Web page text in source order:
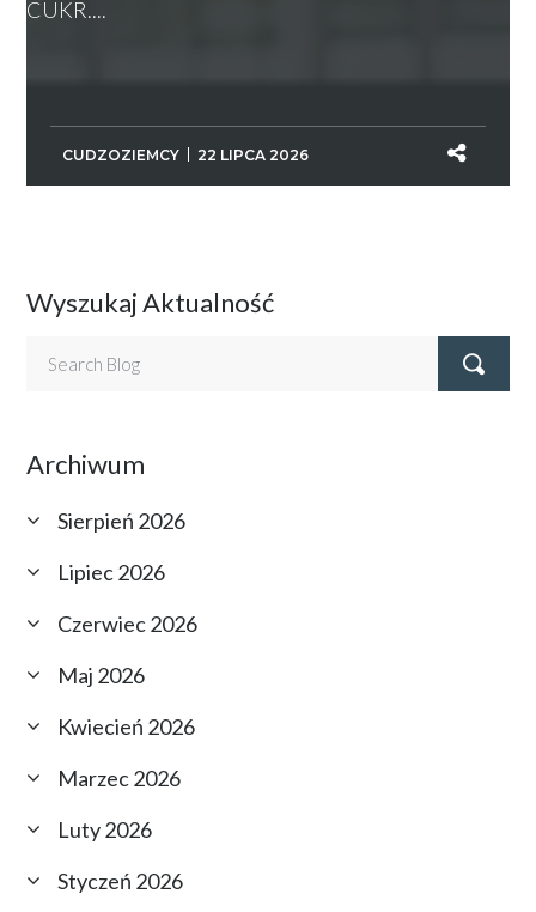
CUKR....
CUDZOZIEMCY 22 LIPCA 2026
Wyszukaj Aktualność
Archiwum
Sierpień 2026
Lipiec 2026
Czerwiec 2026
Maj 2026
Kwiecień 2026
Marzec 2026
Luty 2026
Styczeń 2026